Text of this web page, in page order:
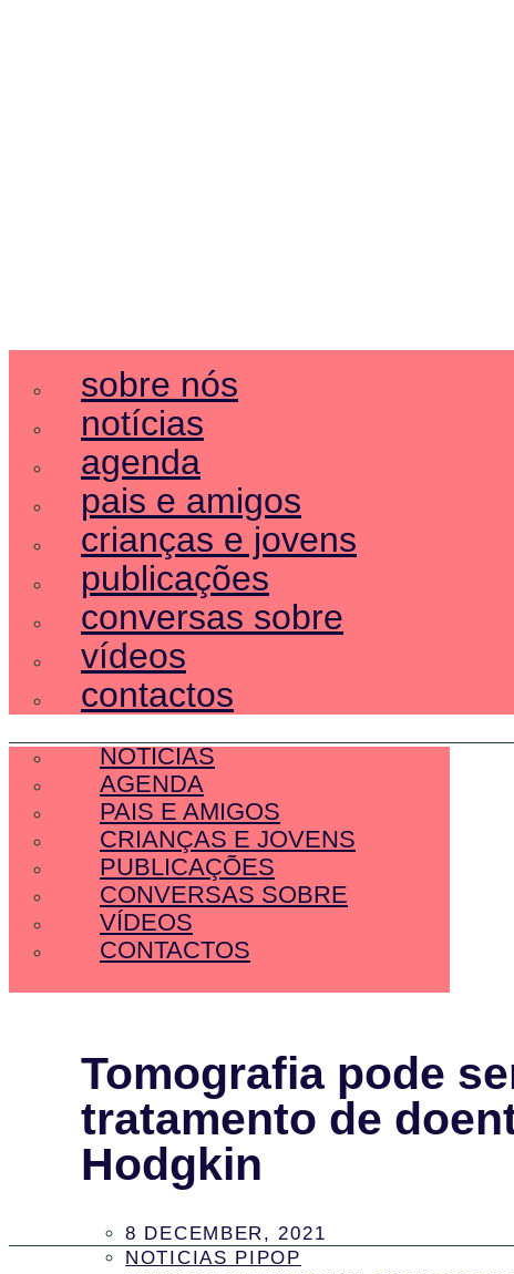
sobre nós
notícias
agenda
pais e amigos
crianças e jovens
publicações
conversas sobre
vídeos
contactos
NOTÍCIAS
AGENDA
PAIS E AMIGOS
CRIANÇAS E JOVENS
PUBLICAÇÕES
CONVERSAS SOBRE
VÍDEOS
CONTACTOS
Tomografia pode
tratamento de
Hodgkin
8 DECEMBER, 2021
NOTICIAS PIPOP